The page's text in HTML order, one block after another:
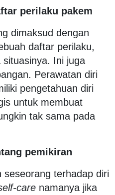
perilaku pakem
dimaksud dengan
daftar perilaku,
Ini juga
Perawatan diri
pengetahuan diri
untuk membuat
tak sama pada
pemikiran
seseorang terhadap diri
care namanya jika